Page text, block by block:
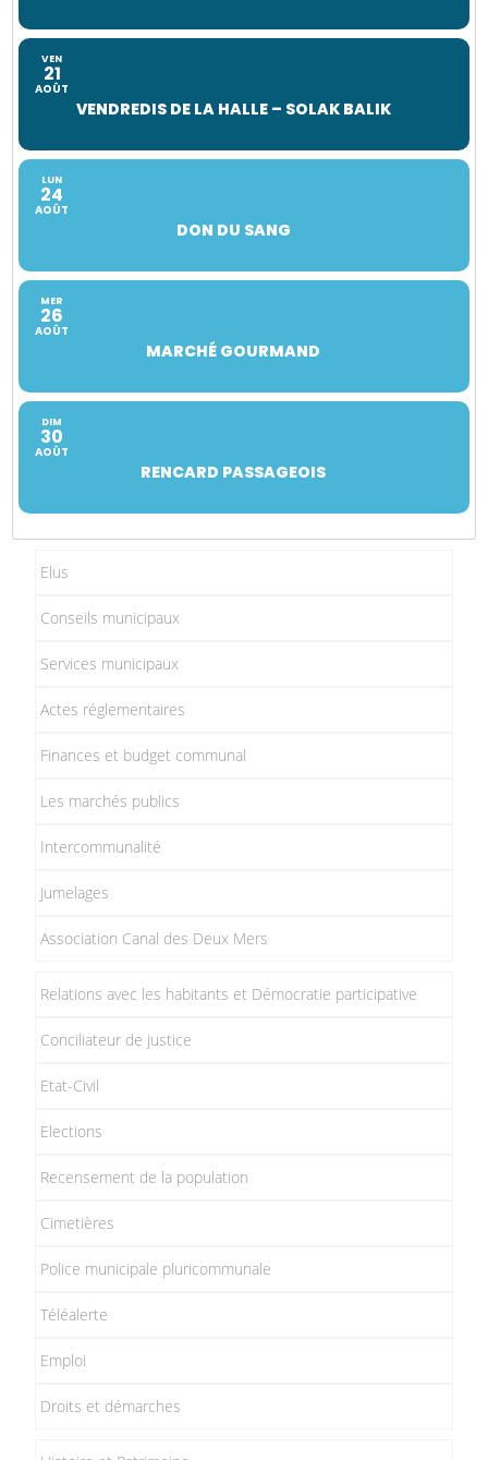
VEN
21
AOÛT
VENDREDIS DE LA HALLE – SOLAK BALIK
LUN
24
AOÛT
DON DU SANG
MER
26
AOÛT
MARCHÉ GOURMAND
DIM
30
AOÛT
RENCARD PASSAGEOIS
Elus
Conseils municipaux
Services municipaux
Actes réglementaires
Finances et budget communal
Les marchés publics
Intercommunalité
Jumelages
Association Canal des Deux Mers
Relations avec les habitants et Démocratie participative
Conciliateur de justice
Etat-Civil
Elections
Recensement de la population
Cimetières
Police municipale pluricommunale
Téléalerte
Emploi
Droits et démarches